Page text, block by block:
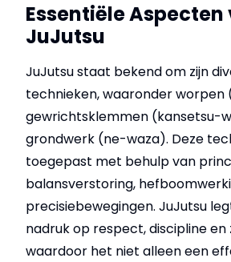
Essentiële Aspecten
JuJutsu
JuJutsu staat bekend om zijn
technieken, waaronder worpen
gewrichtsklemmen (kansetsu-
grondwerk (ne-waza). Deze
toegepast met behulp van
balansverstoring,
precisiebewegingen. JuJutsu
nadruk op respect, discipline
waardoor het niet alleen een